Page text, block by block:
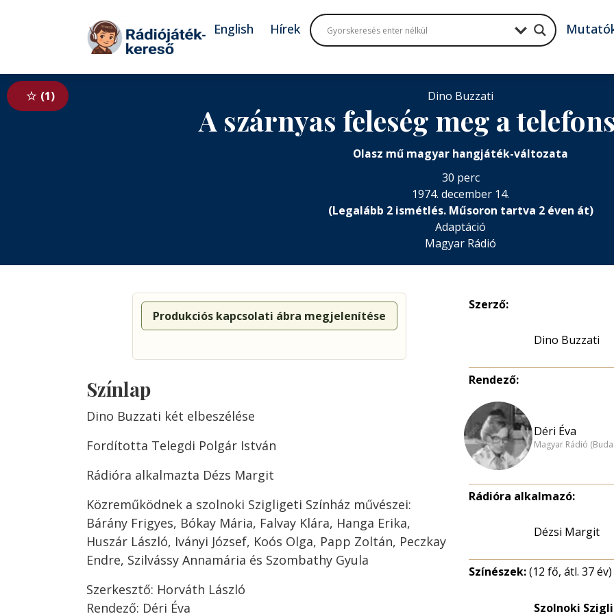
Tovább a tartalomhoz
English Hírek
1 Dino Buzzati
A szárnyas feleség meg a
Olasz mű magyar hangjáték-változata
30 perc
1974. december 14.
(Legalább 2 ismétlés. Műsoron tartva 2 éven át)
Adaptáció
Magyar Rádió
Produkciós kapcsolati ábra megjelenítése
Színlap
Dino Buzzati két elbeszélése
Fordította Telegdi Polgár István
Rádióra alkalmazta Dézs Margit
Közreműködnek a szolnoki Szigligeti Színház művészei:
Bárány Frigyes, Bókay Mária, Falvay Klára, Hanga Erika,
Huszár László, Iványi József, Koós Olga, Papp Zoltán, Peczkay
Endre, Szilvássy Annamária és Szombathy Gyula
Szerkesztő: Horváth László
Rendező: Déri Éva
Szerző:
Dino Buzzati
Rendező:
Déri Éva
Magyar Rádió
Rádióra alkalmazó:
Dézsi Margit
Színészek:(12 fő, átl. 37 év)
Szolnoki